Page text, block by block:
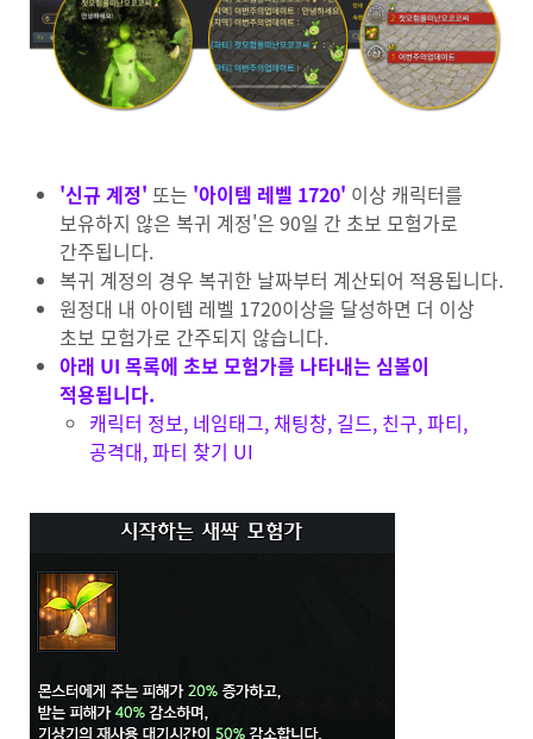
'신규 계정' 또는 '아이템 레벨 1720' 이상 캐릭터를
보유하지 않은 복귀 계정'은 90일 간 초보 모험가로
간주됩니다.
복귀 계정의 경우 복귀한 날짜부터 계산되어 적용됩니다.
원정대 내 아이템 레벨 1720이상을 달성하면 더 이상
초보 모험가로 간주되지 않습니다.
아래 UI 목록에 초보 모험가를 나타내는 심볼이
적용됩니다.
캐릭터 정보, 네임태그, 채팅창, 길드, 친구, 파티,
공격대, 파티 찾기 UI